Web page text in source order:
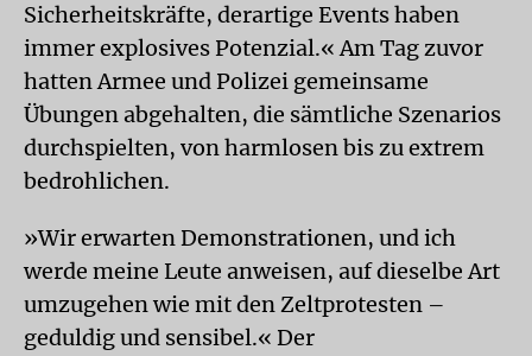
Sicherheitskräfte, derartige Events haben
immer explosives Potenzial.« Am Tag zuvor
hatten Armee und Polizei gemeinsame
Übungen abgehalten, die sämtliche Szenarios
durchspielten, von harmlosen bis zu extrem
bedrohlichen.
»Wir erwarten Demonstrationen, und ich
werde meine Leute anweisen, auf dieselbe Art
umzugehen wie mit den Zeltprotesten –
geduldig und sensibel.« Der